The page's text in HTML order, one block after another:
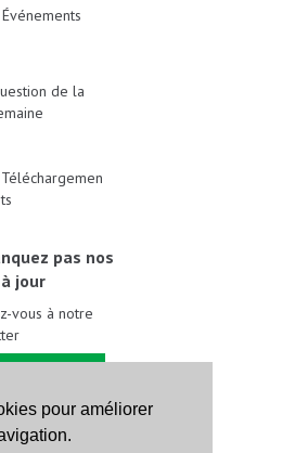
pour améliorer
Événements
de la
Téléchargemen
ts
pas nos
jour
vous à notre
sur les